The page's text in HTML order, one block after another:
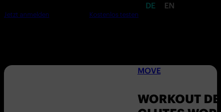
DE EN
Jetzt anmelden Kostenlos testen
MOVE
WORKOUT